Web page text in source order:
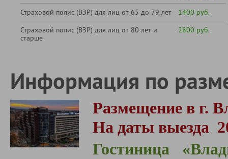
Страховой полис (ВЗР) для лиц от 65 до 79 лет
1400 руб.
Страховой полис (ВЗР) для лиц от 80 лет и
старше
2800 руб.
Информация по
Размещение в г.
На даты выезда
Гостиница